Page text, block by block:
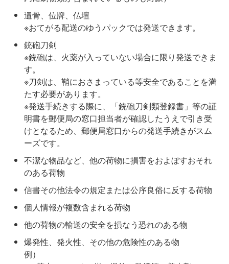
遺骨、位牌、仏壇
※おてがる配送のゆうパックでは発送できます。
銃砲刀剣
※銃砲は、火薬が入っていない場合に限り発送できま
す。
※刀剣は、鞘におさまっている等安全であることを満
たす必要があります。
※発送手続きする際に、「銃砲刀剣類登録書」等の証
明書を郵便局の窓口担当者が確認したうえで引き受
けとなるため、郵便局窓口からの発送手続きがスム
ーズです。
不潔な物品など、他の荷物に損害をおよぼすおそれ
のある荷物
信書その他法令の規定または公序良俗に反する荷物
個人情報が複数含まれる荷物
他の荷物の輸送の安全を損なう恐れのある物
爆発性、発火性、その他の危険性のある物
例）